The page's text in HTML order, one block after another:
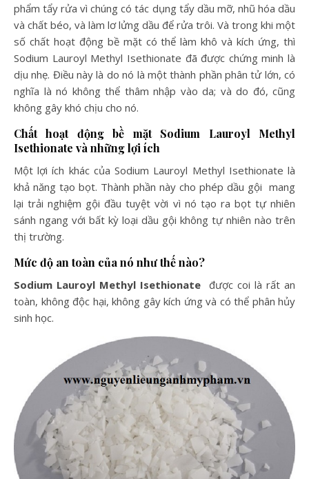
phẩm tẩy rửa vì chúng có tác dụng tẩy dầu mỡ, nhũ hóa dầu
và chất béo, và làm lơ lửng dầu để rửa trôi. Và trong khi một
số chất hoạt động bề mặt có thể làm khô và kích ứng, thì
Sodium Lauroyl Methyl Isethionate đã được chứng minh là
dịu nhẹ. Điều này là do nó là một thành phần phân tử lớn, có
nghĩa là nó không thể thâm nhập vào da; và do đó, cũng
không gây khó chịu cho nó.
Chất hoạt động bề mặt
Sodium Lauroyl Methyl
Isethionate và những lợi ích
Một lợi ích khác của Sodium Lauroyl Methyl Isethionate là
khả năng tạo bọt. Thành phần này cho phép dầu gội mang
lại trải nghiệm gội đầu tuyệt vời vì nó tạo ra bọt tự nhiên
sánh ngang với bất kỳ loại dầu gội không tự nhiên nào trên
thị trường.
Mức độ an toàn của nó như thế nào?
Sodium Lauroyl Methyl Isethionate được coi là rất an
toàn, không độc hại, không gây kích ứng và có thể phân hủy
sinh học.